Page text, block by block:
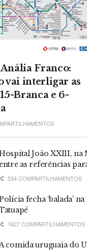
Franco:
vai interligar as
Branca e 6-
João XXIII, na
entre as referências
534 COMPARTILHAMENTOS
fecha ‘balada’
1627 COMPARTILHAMENTOS
comida uruguaia do